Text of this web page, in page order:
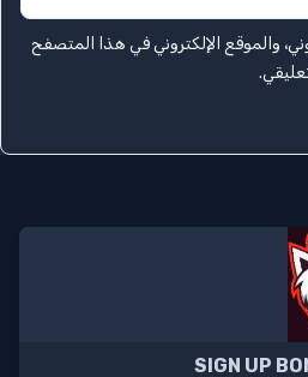
والموقع الإلكتروني في هذا المتصفح
SIGN UP